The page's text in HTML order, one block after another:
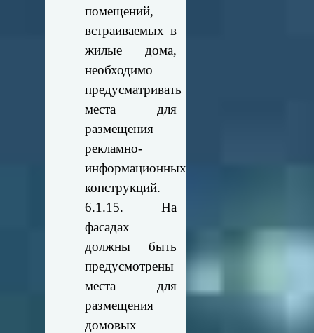
помещений,
встраиваемых в
жилые дома,
необходимо
предусматривать
места для
размещения
рекламно-
информационных
конструкций.
6.1.15. На
фасадах
должны быть
предусмотрены
места для
размещения
домовых